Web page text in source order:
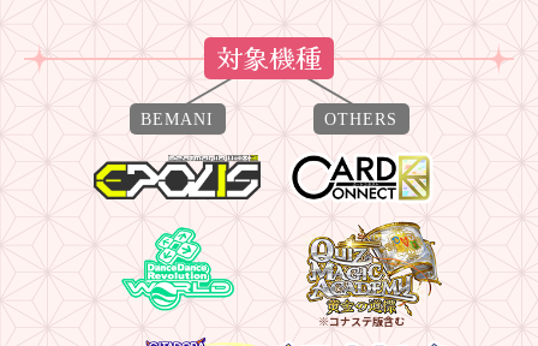
対象機種
BEMANI OTHERS